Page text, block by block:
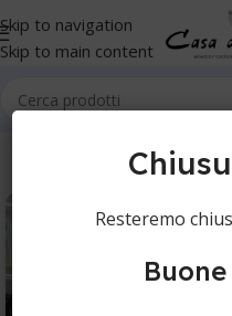
Skip to navigation
Skip to main content
Resteremo